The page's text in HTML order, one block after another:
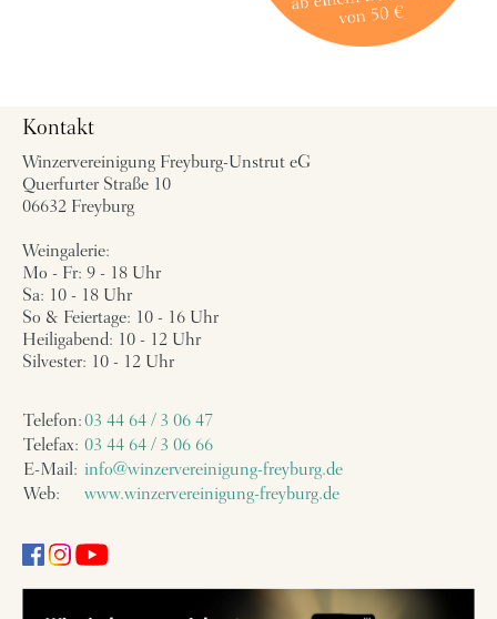
Kontakt
Winzervereinigung Freyburg-Unstrut eG
Querfurter Straße 10
06632 Freyburg
Weingalerie:
Mo - Fr: 9 - 18 Uhr
Sa: 10 - 18 Uhr
So & Feiertage: 10 - 16 Uhr
Heiligabend: 10 - 12 Uhr
Silvester: 10 - 12 Uhr
Telefon:03 44 64 / 3 06 47
Telefax: 03 44 64 / 3 06 66
E-Mail: info@winzervereinigung-freyburg.de
Web:
www.winzervereinigung-freyburg.de